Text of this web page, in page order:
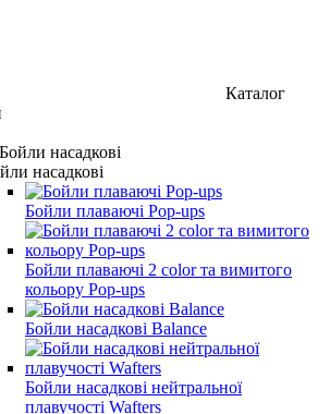
Каталог
насадкові
Бойли плаваючі Pop-ups
Бойли плаваючі 2 color та вимитого
кольору Pop-ups
Бойли насадкові Balance
Бойли насадкові нейтральної
плавучості Wafters